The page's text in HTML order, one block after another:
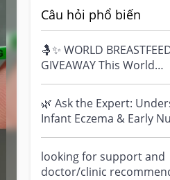
Câu hỏi phổ biến
🤱✨ WORLD
GIVEAWAY This World
Breastfeeding Week,
celebrating every mum's
🌿 Ask the Expert:
Infant Eczema & Early
Have questions about
sensi...
looking for support and
doctor/clinic